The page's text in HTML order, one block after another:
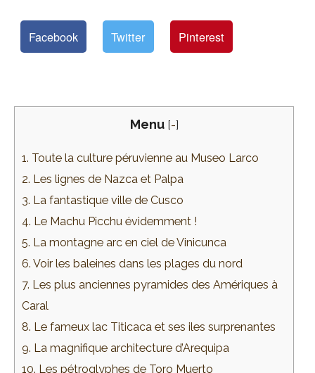
Facebook Twitter Pinterest
Menu [-]
1. Toute la culture péruvienne au Museo Larco
2. Les lignes de Nazca et Palpa
3. La fantastique ville de Cusco
4. Le Machu Picchu évidemment !
5. La montagne arc en ciel de Vinicunca
6. Voir les baleines dans les plages du nord
7. Les plus anciennes pyramides des Amériques à
Caral
8. Le fameux lac Titicaca et ses iles surprenantes
9. La magnifique architecture d’Arequipa
10. Les pétroglyphes de Toro Muerto